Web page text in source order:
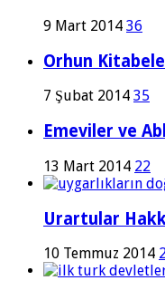
9 Mart 2014 36
Orhun
7 Şubat 2014 35
Emeviler ve
13 Mart 2014 22
Urartular
10 Temmuz 2014